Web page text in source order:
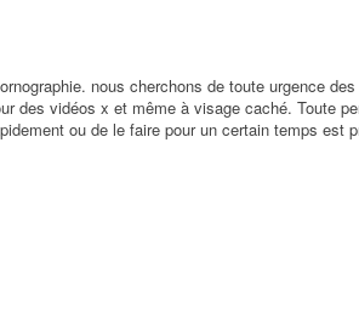
nous cherchons de toute urgence
des vidéos x et même à visage caché. Toute
ou de le faire pour un certain temps est